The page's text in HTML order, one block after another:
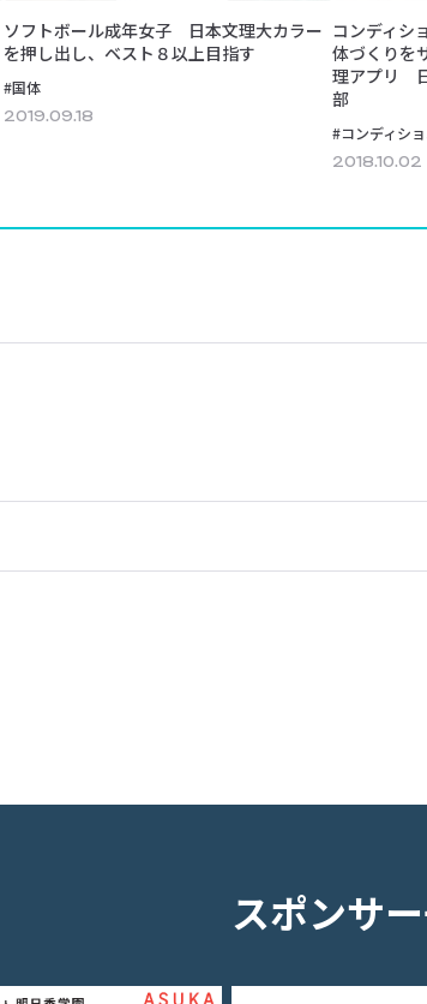
ソフトボール成年女子 日本文理大カラー
を押し出し、ベスト８以上目指す
#国体
2019.09.18
コンディ
体づくりを
理アプリ
部
#コンディシ
2018.10.02
スポンサ